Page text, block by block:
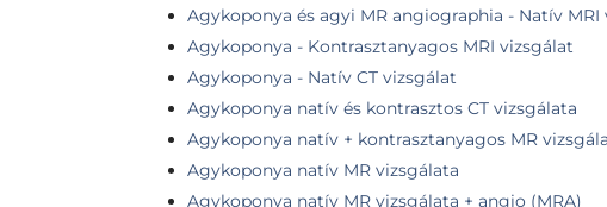
Agykoponya és agyi MR angiographia - Natív MRI
Agykoponya - Kontrasztanyagos MRI vizsgálat
Agykoponya - Natív CT vizsgálat
Agykoponya natív és kontrasztos CT vizsgálata
Agykoponya natív + kontrasztanyagos MR
Agykoponya natív MR vizsgálata
Agykoponya natív MR vizsgálata + angio (MRA)